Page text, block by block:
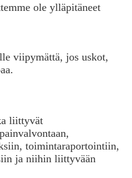
ole ylläpitäneet
viipymättä, jos uskot,
liittyvät
toimintaraportointiin,
ja niihin liittyvään